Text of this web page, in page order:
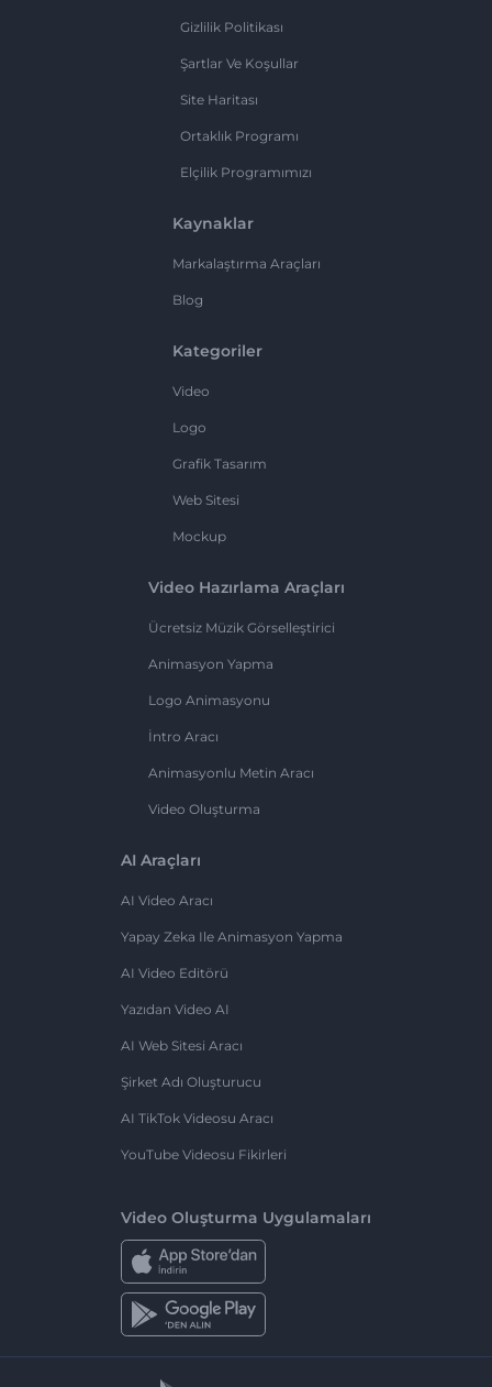
Gizlilik Politikası
Şartlar Ve Koşullar
Site Haritası
Ortaklık Programı
Elçilik Programımızı
Kaynaklar
Markalaştırma Araçları
Blog
Kategoriler
Video
Logo
Grafik Tasarım
Web Sitesi
Mockup
Video Hazırlama Araçları
Ücretsiz Müzik Görselleştirici
Animasyon Yapma
Logo Animasyonu
İntro Aracı
Animasyonlu Metin Aracı
Video Oluşturma
AI Araçları
AI Video Aracı
Yapay Zeka Ile Animasyon Yapma
AI Video Editörü
Yazıdan Video AI
AI Web Sitesi Aracı
Şirket Adı Oluşturucu
AI TikTok Videosu Aracı
YouTube Videosu Fikirleri
Video Oluşturma Uygulamaları